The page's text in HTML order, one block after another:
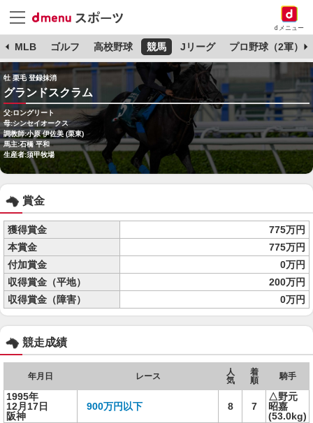
dメニュー
MLB ゴルフ 高校野球 競馬 Jリーグ プロ野球（2軍）
牡 栗毛 登録抹消
グランドスクラム
父:ロングリート
母:シンセイオークス
調教師:小原 伊佐美 (栗東)
馬主:石橋 平和
生産者:須甲牧場
賞金
獲得賞金
775万円
本賞金
775万円
付加賞金
0万円
収得賞金（平地）
200万円
収得賞金（障害）
0万円
競走成績
年月日 レース
人
気
着
順
騎手
1995年
12月17日
阪神
900万円以下 8 7
△野元
昭嘉
(53.0kg)